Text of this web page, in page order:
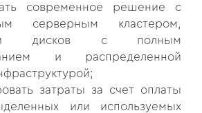
современное решение с
серверным кластером,
дисков с полным
и распределенной
затраты за счет оплаты
или используемых